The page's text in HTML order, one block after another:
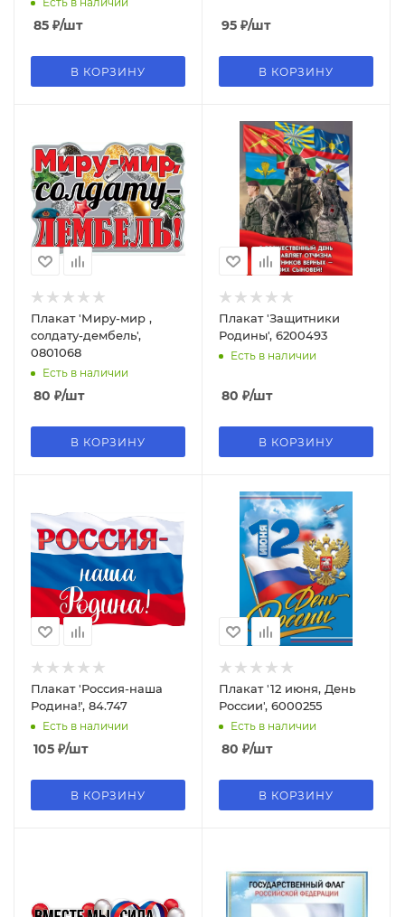
85 ₽/шт
В КОРЗИНУ
95 ₽/шт
В КОРЗИНУ
Плакат 'Миру-мир ,
солдату-дембель',
0801068
Есть в наличии
80 ₽/шт
В КОРЗИНУ
Плакат 'Защитники
Родины', 6200493
Есть в наличии
80 ₽/шт
В КОРЗИНУ
Плакат 'Россия-наша
Родина!', 84.747
Есть в наличии
105 ₽/шт
В КОРЗИНУ
Плакат '12 июня, День
России', 6000255
Есть в наличии
80 ₽/шт
В КОРЗИНУ